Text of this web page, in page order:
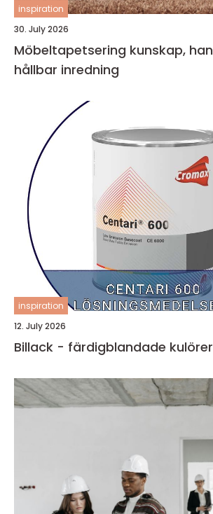
inspiration
30. July 2026
Möbeltapetsering kunskap, hantverk och
hållbar inredning
inspiration
12. July 2026
Billack - färdigblandade kulörer